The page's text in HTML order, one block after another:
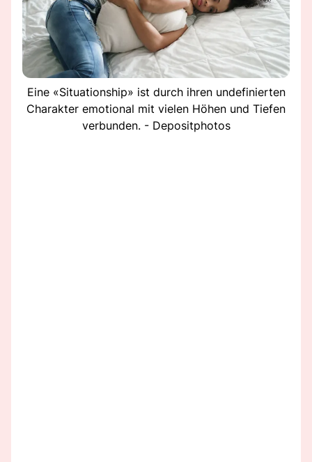
Eine «Situationship» ist durch ihren undefinierten
Charakter emotional mit vielen Höhen und Tiefen
verbunden. - Depositphotos